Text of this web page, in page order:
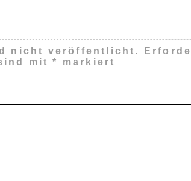
nicht veröffentlicht.
mit* markiert